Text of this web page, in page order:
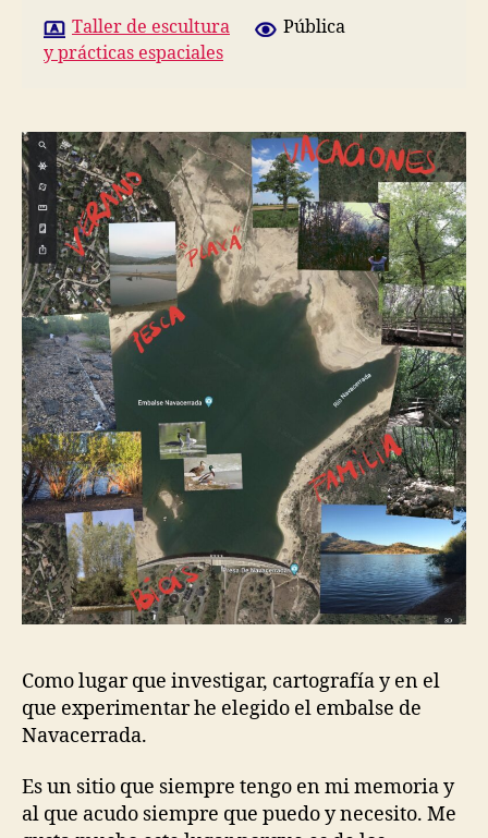
Taller de escultura
y prácticas espaciales
Pública
Como lugar que investigar, cartografía y en el
que experimentar he elegido el embalse de
Navacerrada.
Es un sitio que siempre tengo en mi memoria y
al que acudo siempre que puedo y necesito. Me